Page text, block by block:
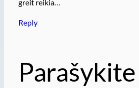
greit reikia…
Reply
Parašykite